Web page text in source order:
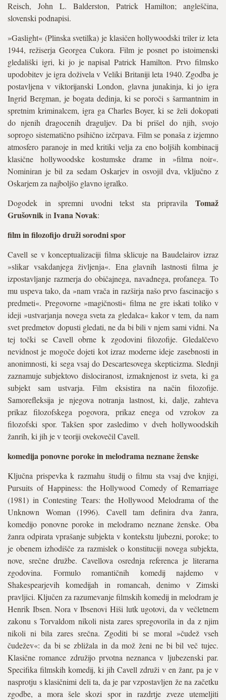
Reisch, John L. Balderston, Patrick Hamilton; angleščina,
slovenski podnapisi.
»Gaslight« (Plinska svetilka) je klasičen hollywoodski triler iz leta
1944, režiserja Georgea Cukora. Film je posnet po istoimenski
gledališki igri, ki jo je napisal Patrick Hamilton. Prvo filmsko
upodobitev je igra doživela v Veliki Britaniji leta 1940. Zgodba je
postavljena v viktorijanski London, glavna junakinja, ki jo igra
Ingrid Bergman, je bogata dedinja, ki se poroči s šarmantnim in
spretnim kriminalcem, igra ga Charles Boyer, ki se želi dokopati
do njenih dragocenih draguljev. Da bi prišel do njih, svojo
soprogo sistematično psihično izčrpava. Film se ponaša z izjemno
atmosfero paranoje in med kritiki velja za eno boljših kombinacij
klasične hollywoodske kostumske drame in »filma noir«.
Nominiran je bil za sedam Oskarjev in osvojil dva, vključno z
Oskarjem za najboljšo glavno igralko.
Dogodek in spremni uvodni tekst sta pripravila Tomaž
Grušovnikin Ivana Novak:
film in filozofijo druži sorodni spor
Cavell se v konceptualizaciji filma sklicuje na Baudelairov izraz
»slikar vsakdanjega življenja«. Ena glavnih lastnosti filma je
izpostavljanje razmerja do običajnega, navadnega, profanega. To
mu uspeva tako, da »nam vrača in razširja našo prvo fascinacijo s
predmeti«. Pregovorne »magičnosti« filma ne gre iskati toliko v
ideji »ustvarjanja novega sveta za gledalca« kakor v tem, da nam
svet predmetov dopusti gledati, ne da bi bili v njem sami vidni. Na
tej točki se Cavell obrne k zgodovini filozofije. Gledalčevo
nevidnost je mogoče dojeti kot izraz moderne ideje zasebnosti in
anonimnosti, ki sega vsaj do Descartesovega skepticizma. Slednji
zaznamuje subjektovo dislociranost, izmaknjenost iz sveta, ki ga
subjekt sam ustvarja. Film eksistira na način filozofije.
Samorefleksija je njegova notranja lastnost, ki, dalje, zahteva
prikaz filozofskega pogovora, prikaz enega od vzrokov za
filozofski spor. Takšen spor zasledimo v dveh hollywoodskih
žanrih, ki jih je v teoriji ovekovečil Cavell.
komedija ponovne poroke in melodrama neznane ženske
Ključna prispevka k razmahu študij o filmu sta vsaj dve knjigi,
Pursuits of Happiness: the Hollywood Comedy of Remarriage
(1981) in Contesting Tears: the Hollywood Melodrama of the
Unknown Woman (1996). Cavell tam definira dva žanra,
komedijo ponovne poroke in melodramo neznane ženske. Oba
žanra odpirata vprašanje subjekta v kontekstu ljubezni, poroke; to
je obenem izhodišče za razmislek o konstituciji novega subjekta,
nove, srečne družbe. Cavellova osrednja referenca je literarna
zgodovina. Formulo romantičnih komedij najdemo v
Shakespearjevih komedijah in romancah, denimo v Zimski
pravljici. Ključen za razumevanje filmskih komedij in melodram je
Henrik Ibsen. Nora v Ibsenovi Hiši lutk ugotovi, da v večletnem
zakonu s Torvaldom nikoli nista zares spregovorila in da z njim
nikoli ni bila zares srečna. Zgoditi bi se moral »čudež vseh
čudežev«: da bi se zbližala in da mož ženi ne bi bil več tujec.
Klasične romance združijo prvotna neznanca v ljubezenski par.
Specifika filmskih komedij, ki jih Cavell združi v en žanr, pa je v
nasprotju s klasičnimi deli ta, da je par vzpostavljen že na začetku
zgodbe, a mora šele skozi spor in razdrtje zveze utemeljiti